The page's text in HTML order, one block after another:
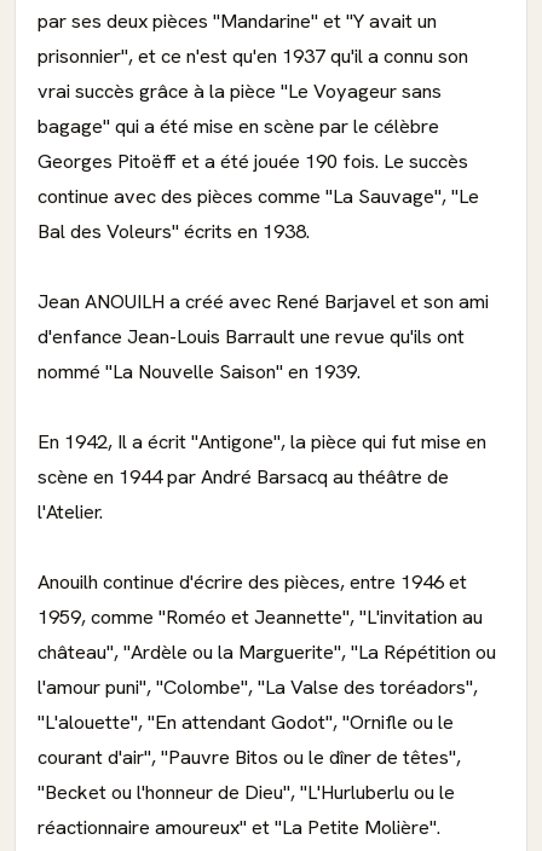
par ses deux pièces "Mandarine" et "Y avait un
prisonnier", et ce n'est qu'en 1937 qu'il a connu son
vrai succès grâce à la pièce "Le Voyageur sans
bagage" qui a été mise en scène par le célèbre
Georges Pitoëff et a été jouée 190 fois. Le succès
continue avec des pièces comme "La Sauvage", "Le
Bal des Voleurs" écrits en 1938.
Jean ANOUILH a créé avec René Barjavel et son ami
d'enfance Jean-Louis Barrault une revue qu'ils ont
nommé "La Nouvelle Saison" en 1939.
En 1942, Il a écrit "Antigone", la pièce qui fut mise en
scène en 1944 par André Barsacq au théâtre de
l'Atelier.
Anouilh continue d'écrire des pièces, entre 1946 et
1959, comme "Roméo et Jeannette", "L'invitation au
château", "Ardèle ou la Marguerite", "La Répétition ou
l'amour puni", "Colombe", "La Valse des toréadors",
"L'alouette", "En attendant Godot", "Ornifle ou le
courant d'air", "Pauvre Bitos ou le dîner de têtes",
"Becket ou l'honneur de Dieu", "L'Hurluberlu ou le
réactionnaire amoureux" et "La Petite Molière".